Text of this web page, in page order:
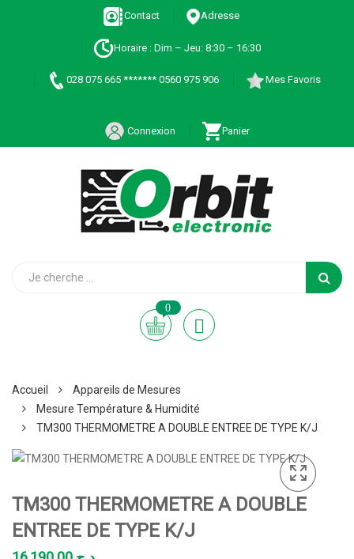
Contact Adresse
Horaire : Dim – Jeu: 8:30 – 16:30
028 075 665 ******* 0560 975 906 Mes Favoris
Connexion Panier
0
Accueil
Appareils de Mesures
Mesure Température & Humidité
TM300 THERMOMETRE A DOUBLE ENTREE DE TYPE K/J
TM300 THERMOMETRE A DOUBLE
ENTREE DE TYPE K/J